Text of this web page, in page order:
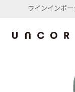
ワインインポ